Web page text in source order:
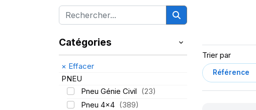
Catégories
× Effacer
PNEU
Pneu Génie Civil (23)
Pneu 4x4 (389)
Trier par